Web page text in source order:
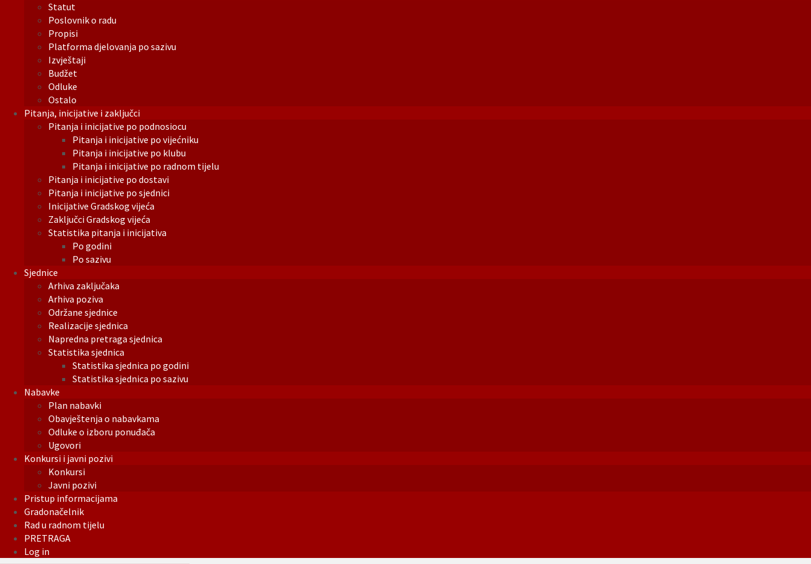
Statut
Poslovnik o radu
Propisi
Platforma djelovanja po sazivu
Izvještaji
Budžet
Odluke
Ostalo
Pitanja, inicijative i zaključci
Pitanja i inicijative po podnosiocu
Pitanja i inicijative po vijećniku
Pitanja i inicijative po klubu
Pitanja i inicijative po radnom tijelu
Pitanja i inicijative po dostavi
Pitanja i inicijative po sjednici
Inicijative Gradskog vijeća
Zaključci Gradskog vijeća
Statistika pitanja i inicijativa
Po godini
Po sazivu
Sjednice
Arhiva zaključaka
Arhiva poziva
Održane sjednice
Realizacije sjednica
Napredna pretraga sjednica
Statistika sjednica
Statistika sjednica po godini
Statistika sjednica po sazivu
Nabavke
Plan nabavki
Obavještenja o nabavkama
Odluke o izboru ponuđača
Ugovori
Konkursi i javni pozivi
Konkursi
Javni pozivi
Pristup informacijama
Gradonačelnik
Rad u radnom tijelu
PRETRAGA
Log in